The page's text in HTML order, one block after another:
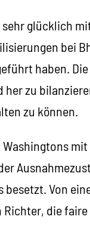
glücklich
bei
haben.
zu
zu können.
besetzt. Von
die